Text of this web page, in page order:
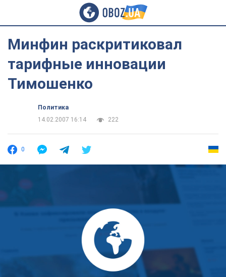
Минфин раскритиковал
тарифные инновации
Тимошенко
Политика
14.02.2007 16:14
222
0